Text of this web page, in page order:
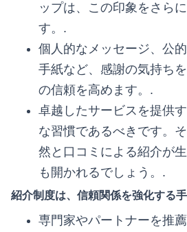
ップは、この印象をさら
す。.
個人的なメッセージ、公
手紙など、感謝の気持ち
の信頼を高めます。.
卓越したサービスを提供
な習慣であるべきです。
然と口コミによる紹介が
も開かれるでしょう。.
紹介制度は、信頼関係を強化する手
専門家やパートナーを推